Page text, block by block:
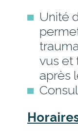
Unité
vus et
après